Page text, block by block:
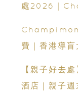
處2026｜
費｜香港導
【親子好去
酒店｜親子